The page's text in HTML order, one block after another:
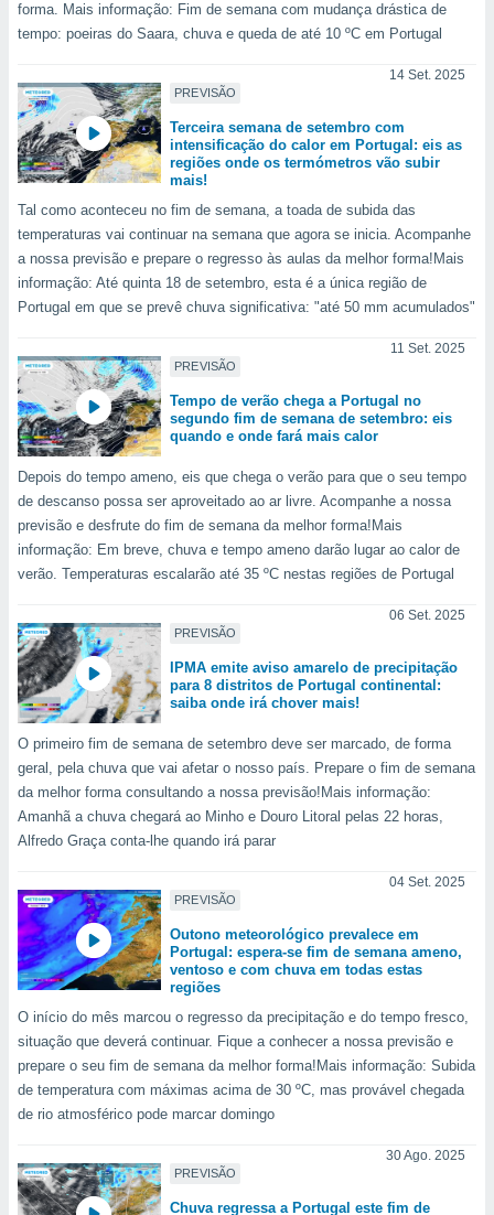
ou
Pode
de
através
nós e
únicos
e
como a
este sitio
IP e
possam
seus
com
qual se
tal,
seu
ou opor-
qualquer
de
ou aceder
para
forma. Mais informação: Fim de semana com mudança drástica de
tempo: poeiras do Saara, chuva e queda de até 10 ºC em Portugal
PREVISÃO
14 Set. 2025
Terceira semana de setembro com
intensificação do calor em Portugal: eis as
regiões onde os termómetros vão subir
mais!
Tal como aconteceu no fim de semana, a toada de subida das
temperaturas vai continuar na semana que agora se inicia. Acompanhe
a nossa previsão e prepare o regresso às aulas da melhor forma!Mais
informação: Até quinta 18 de setembro, esta é a única região de
Portugal em que se prevê chuva significativa: "até 50 mm acumulados"
PREVISÃO
11 Set. 2025
Tempo de verão chega a Portugal no
segundo fim de semana de setembro: eis
quando e onde fará mais calor
Depois do tempo ameno, eis que chega o verão para que o seu tempo
de descanso possa ser aproveitado ao ar livre. Acompanhe a nossa
previsão e desfrute do fim de semana da melhor forma!Mais
informação: Em breve, chuva e tempo ameno darão lugar ao calor de
verão. Temperaturas escalarão até 35 ºC nestas regiões de Portugal
PREVISÃO
06 Set. 2025
IPMA emite aviso amarelo de precipitação
para 8 distritos de Portugal continental:
saiba onde irá chover mais!
O primeiro fim de semana de setembro deve ser marcado, de forma
geral, pela chuva que vai afetar o nosso país. Prepare o fim de semana
da melhor forma consultando a nossa previsão!Mais informação:
Amanhã a chuva chegará ao Minho e Douro Litoral pelas 22 horas,
Alfredo Graça conta-lhe quando irá parar
PREVISÃO
04 Set. 2025
Outono meteorológico prevalece em
Portugal: espera-se fim de semana ameno,
ventoso e com chuva em todas estas
regiões
O início do mês marcou o regresso da precipitação e do tempo fresco,
situação que deverá continuar. Fique a conhecer a nossa previsão e
prepare o seu fim de semana da melhor forma!Mais informação: Subida
de temperatura com máximas acima de 30 ºC, mas provável chegada
de rio atmosférico pode marcar domingo
PREVISÃO
30 Ago. 2025
Chuva regressa a Portugal este fim de